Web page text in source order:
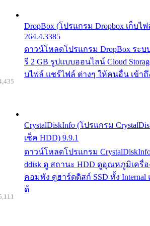
DropBox (โปรแกรม Dropbox เก็บไ
264.4.3385
ดาวน์โหลดโปรแกรม DropBox ระบ
รี 2 GB รูปแบบออนไลน์ Cloud
บไฟล์ แชร์ไฟล์ ต่างๆ ให้คนอื่น เข้าถึ
CrystalDiskInfo (โปรแกรม
เช็ค HDD) 9.9.1
ดาวน์โหลดโปรแกรม
ddisk ดู สถานะ HDD ดูอุณหภูมิเครื่อ
คอมพัง ดูฮาร์ดดิสก์ SSD ทั้ง Internal
ด้